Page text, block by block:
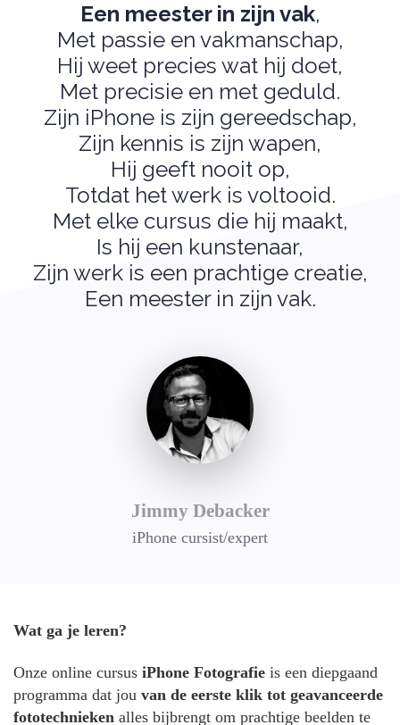
Een meester in zijn vak,
Met passie en vakmanschap,
Hij weet precies wat hij doet,
Met precisie en met geduld.
Zijn iPhone is zijn gereedschap,
Zijn kennis is zijn wapen,
Hij geeft nooit op,
Totdat het werk is voltooid.
Met elke cursus die hij maakt,
Is hij een kunstenaar,
Zijn werk is een prachtige creatie,
Een meester in zijn vak.
Jimmy Debacker
iPhone cursist/expert
Wat ga je leren?
Onze online cursus iPhone Fotografie is een diepgaand
programma dat jou van de eerste klik tot geavanceerde
fototechnieken alles bijbrengt om prachtige beelden te